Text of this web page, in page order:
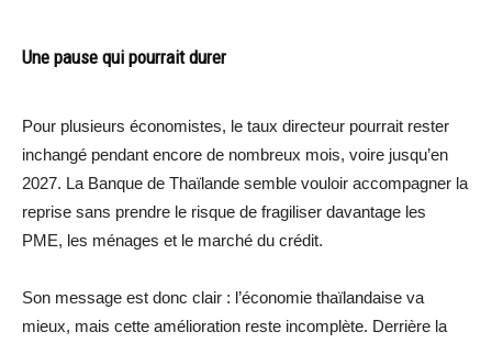
Une pause qui pourrait durer
Pour plusieurs économistes, le taux directeur pourrait rester
inchangé pendant encore de nombreux mois, voire jusqu’en
2027. La Banque de Thaïlande semble vouloir accompagner la
reprise sans prendre le risque de fragiliser davantage les
PME, les ménages et le marché du crédit.
Son message est donc clair : l’économie thaïlandaise va
mieux, mais cette amélioration reste incomplète. Derrière la